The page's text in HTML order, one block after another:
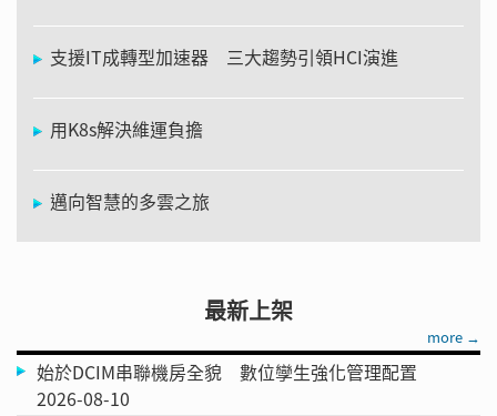
支援IT成轉型加速器 三大趨勢引領HCI演進
用K8s解決維運負擔
邁向智慧的多雲之旅
最新上架
more →
始於DCIM串聯機房全貌 數位孿生強化管理配置
2026-08-10